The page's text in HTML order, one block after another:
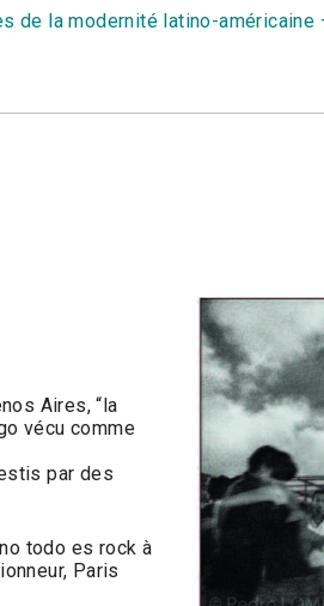
de la modernité latino-
Aires, “la
vécu comme
par des
todo es rock à
Paris